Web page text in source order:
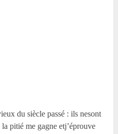
du siècle passé : ils nesont
pitié me gagne etj’éprouve